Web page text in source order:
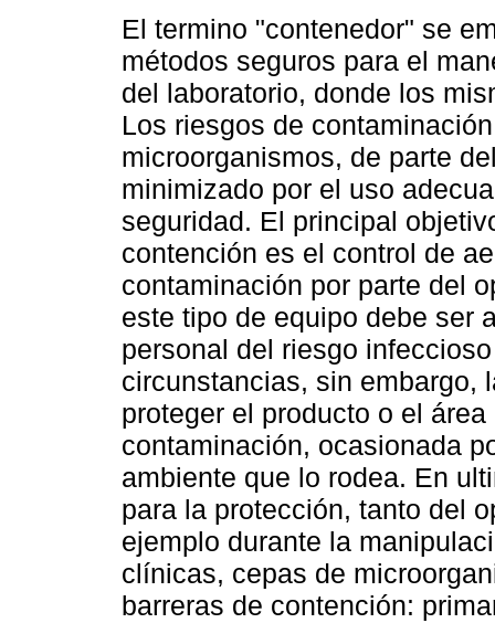
El termino "contenedor" se
métodos seguros para el
del laboratorio, donde los
Los riesgos de
microorganismos, de parte
minimizado por el uso
seguridad. El principal
contención es el control de
contaminación por parte del
este tipo de equipo debe ser
personal del riesgo
circunstancias, sin embargo,
proteger el producto o el
contaminación, ocasionada
ambiente que lo rodea. En
para la protección, tanto del
ejemplo durante la
clínicas, cepas de
barreras de contención: